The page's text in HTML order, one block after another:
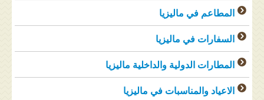
المطاعم في ماليزيا
السفارات في ماليزيا
المطارات الدولية والداخلية ماليزيا
الاعياد والمناسبات في ماليزيا